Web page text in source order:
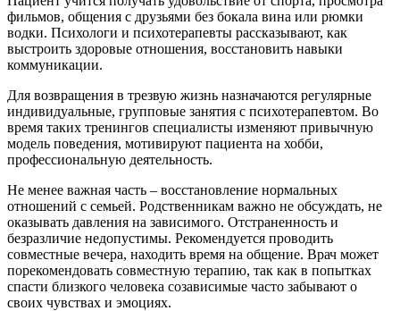
фильмов, общения с друзьями без бокала вина или рюмки
водки. Психологи и психотерапевты рассказывают, как
выстроить здоровые отношения, восстановить навыки
коммуникации.
Для возвращения в трезвую жизнь назначаются регулярные
индивидуальные, групповые занятия с психотерапевтом. Во
время таких тренингов специалисты изменяют привычную
модель поведения, мотивируют пациента на хобби,
профессиональную деятельность.
Не менее важная часть – восстановление нормальных
отношений с семьей. Родственникам важно не обсуждать, не
оказывать давления на зависимого. Отстраненность и
безразличие недопустимы. Рекомендуется проводить
совместные вечера, находить время на общение. Врач может
порекомендовать совместную терапию, так как в попытках
спасти близкого человека созависимые часто забывают о
своих чувствах и эмоциях.